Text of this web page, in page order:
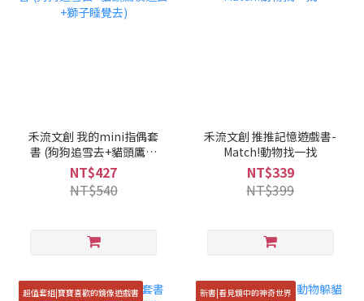
禾流文創 我的mini指偶套
書 (狗狗追雪去+貓頭鷹夜
遊去+獅子睡覺去)
NT$427
NT$540
禾流文創 推推記憶遊戲書-
Match!動物找一找
NT$339
NT$399
超值套組|寶寶喜歡的鏡像遊戲書 新書|看見鏡中的神奇世界